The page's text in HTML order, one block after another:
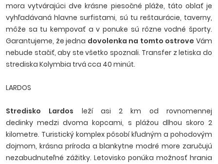
mora vytvárajúci dve krásne piesočné pláže, táto oblať je
vyhľadávaná hlavne surfistami, sú tu reštaurácie, taverny,
môže sa tu kempovať a v ponuke sú rôzne vodné športy.
Garantujeme, že jedna dovolenka na tomto ostroveVám
nebude stačiť, aby ste všetko spoznali. Transfer z letiska do
strediska Kolymbia trvá cca 40 minút.
LARDOS
Stredisko Lardos leží asi 2 km od rovnomennej
dedinky medzi dvoma kopcami, s plážou dlhou skoro 2
kilometre. Turistický komplex pôsobí kľudným a pohodovým
dojmom, krásna príroda a blankytne modré more zaručujú
nezabudnuteľné zážitky. Letovisko ponúka možnosť hrania